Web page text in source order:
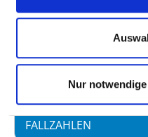
Nur
Pflegekräfte: 87,80
FACHEXPERTISE
MEDIZINISCHES
FALLZAHLEN